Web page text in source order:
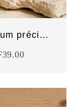
Sérum précieux anti-âge
39.00